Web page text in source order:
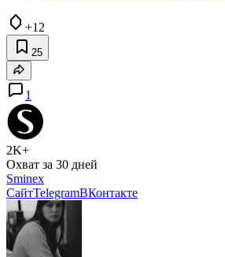
+12
25
1
2K+
Охват за 30 дней
Sminex
СайтTelegramВКонтакте